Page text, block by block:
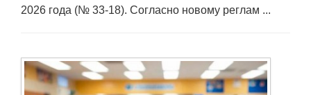
2026 года (№ 33-18). Согласно новому реглам ...